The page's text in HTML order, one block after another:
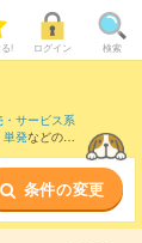
! ログイン 検索
サービス系
単発などの期
近隣駅のお仕
条件の変更